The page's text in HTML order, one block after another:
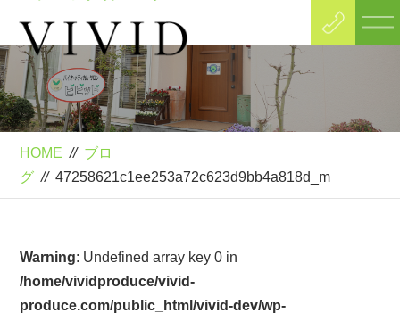
Blog
ブログ
HOME // ブロ
グ // 47258621c1ee253a72c623d9bb4a818d_m
Warning: Undefined array key 0 in
/home/vividproduce/vivid-
produce.com/public_html/vivid-dev/wp-